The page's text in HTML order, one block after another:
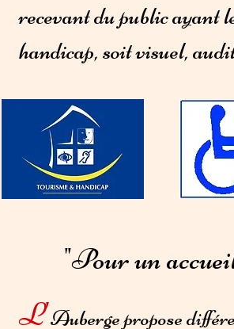
recevant du public ayant
handicap, soit visuel,
"Pour un
L'Auberge propose